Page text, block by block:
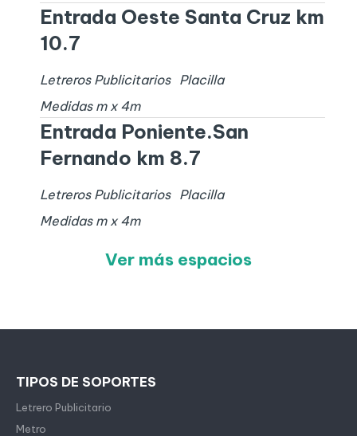
Entrada Oeste Santa Cruz km
10.7
Letreros Publicitarios
Placilla
Medidas m x 4m
Entrada Poniente.San
Fernando km 8.7
Letreros Publicitarios
Placilla
Medidas m x 4m
Ver más espacios
TIPOS DE SOPORTES
Letrero Publicitario
Metro